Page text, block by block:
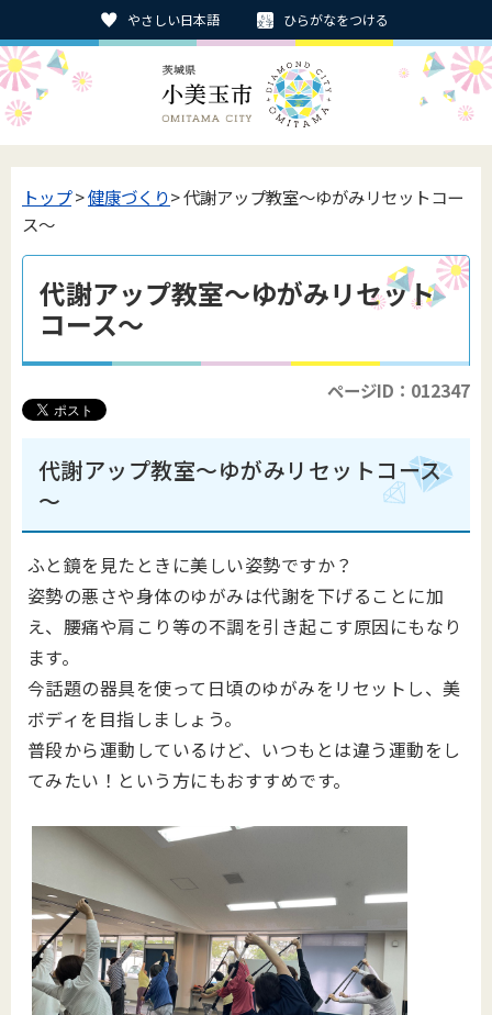
やさしい日本語 ひらがなをつける
トップ>健康づくり> 代謝アップ教室～ゆがみリセットコー
ス～
代謝アップ教室～ゆがみリセット
コース～
ページID：012347
代謝アップ教室～ゆがみリセットコース
～
ふと鏡を見たときに美しい姿勢ですか？
姿勢の悪さや身体のゆがみは代謝を下げることに加
え、腰痛や肩こり等の不調を引き起こす原因にもなり
ます。
今話題の器具を使って日頃のゆがみをリセットし、美
ボディを目指しましょう。
普段から運動しているけど、いつもとは違う運動をし
てみたい！という方にもおすすめです。